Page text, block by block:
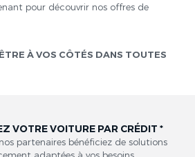
pour découvrir nos offres de
À VOS CÔTÉS DANS TOUTES
VOTRE VOITURE PAR CRÉDIT *
partenaires bénéficiez de solutions